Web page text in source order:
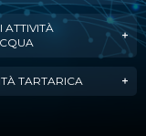
ATTIVITÀ
TARTARICA